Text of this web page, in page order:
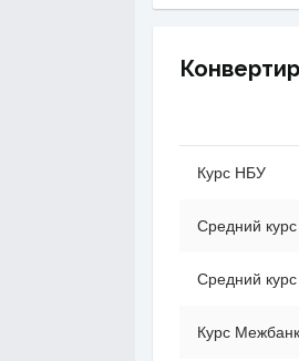
Курс НБУ
Средний
Средний
Курс